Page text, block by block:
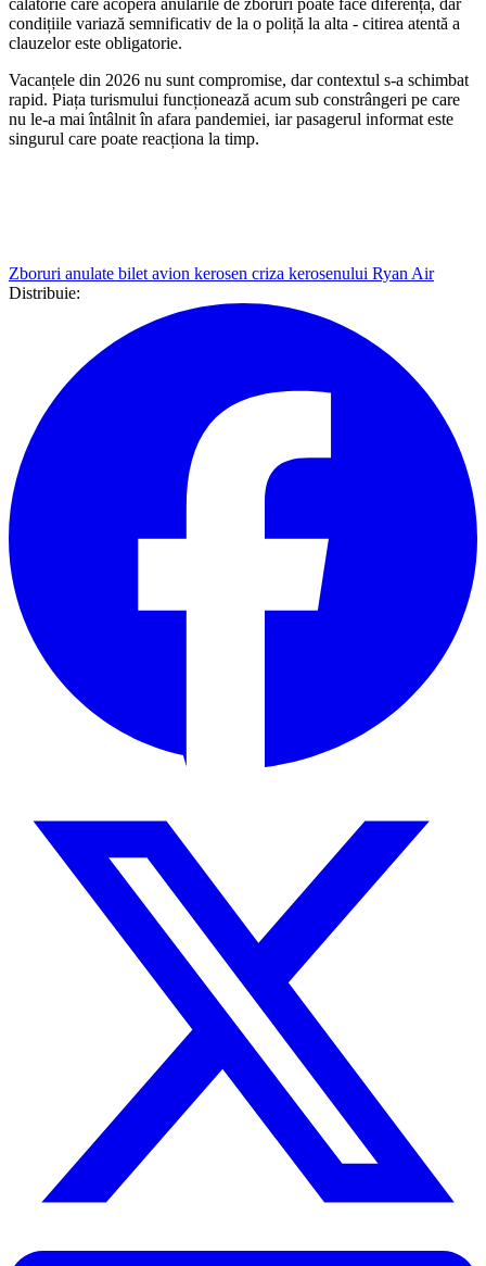
călătorie care acoperă anulările de zboruri poate face diferența, dar
condițiile variază semnificativ de la o poliță la alta - citirea atentă a
clauzelor este obligatorie.
Vacanțele din 2026 nu sunt compromise, dar contextul s-a schimbat
rapid. Piața turismului funcționează acum sub constrângeri pe care
nu le-a mai întâlnit în afara pandemiei, iar pasagerul informat este
singurul care poate reacționa la timp.
Zboruri anulate bilet avion kerosen criza kerosenului Ryan Air
Distribuie: